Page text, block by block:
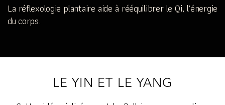
La réflexologie plantaire aide à rééquilibrer le Qi, l’énergie
du corps.
LE YIN ET LE YANG